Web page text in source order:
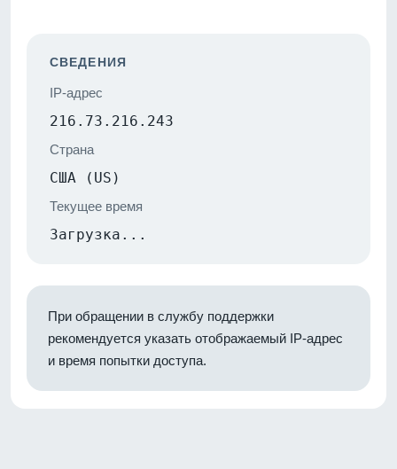
СВЕДЕНИЯ
IP-адрес
216.73.216.243
Страна
США (US)
Текущее время
Загрузка...
При обращении в службу поддержки
рекомендуется указать отображаемый IP-адрес
и время попытки доступа.